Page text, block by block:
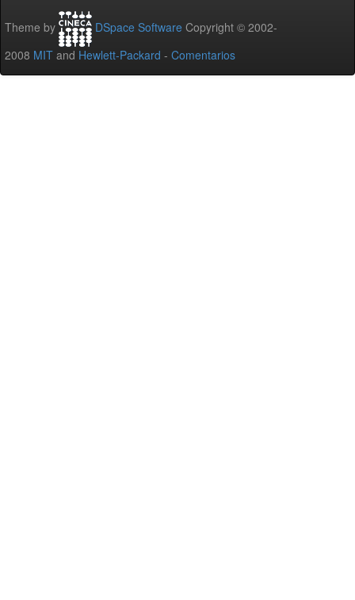
Theme by DSpace Software Copyright © 2002-
2008 MIT and Hewlett-Packard - Comentarios